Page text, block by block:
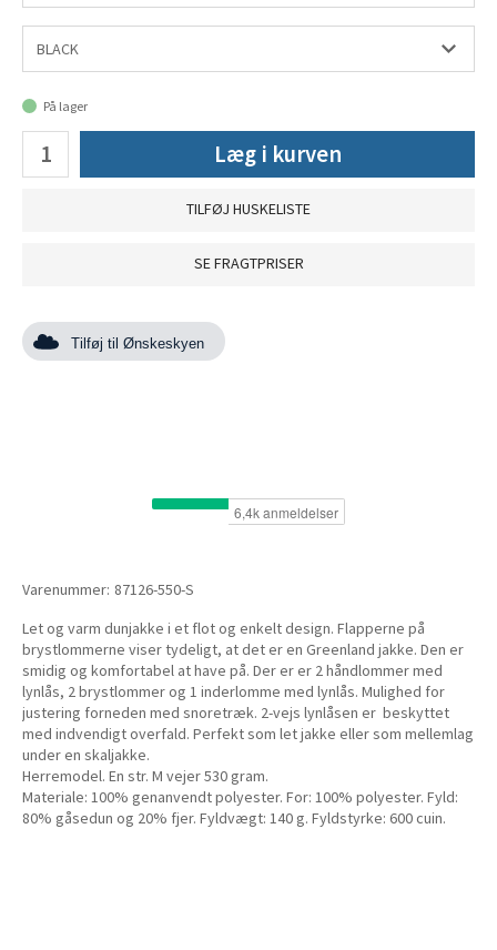
På lager
Læg i kurven
TILFØJ HUSKELISTE
SE FRAGTPRISER
Tilføj til Ønskeskyen
Varenummer: 87126-550-S
Let og varm dunjakke i et flot og enkelt design. Flapperne på
brystlommerne viser tydeligt, at det er en Greenland jakke. Den er
smidig og komfortabel at have på. Der er er 2 håndlommer med
lynlås, 2 brystlommer og 1 inderlomme med lynlås. Mulighed for
justering forneden med snoretræk. 2-vejs lynlåsen er beskyttet
med indvendigt overfald. Perfekt som let jakke eller som mellemlag
under en skaljakke.
Herremodel. En str. M vejer 530 gram.
Materiale: 100% genanvendt polyester. For: 100% polyester. Fyld:
80% gåsedun og 20% fjer. Fyldvægt: 140 g. Fyldstyrke: 600 cuin.